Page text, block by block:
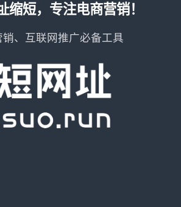
缩短，专注电商营销！
、互联网推广必备工具